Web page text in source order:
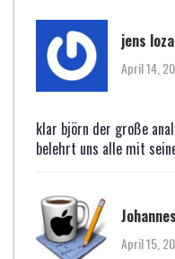
jens
April 14,
klar björn der große
belehrt uns alle mit
April 15,